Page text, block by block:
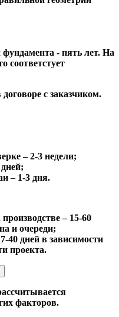
- пять лет. На
соответстует
с заказчиком.
– 2-3 недели;
– 1-3 дня.
– 15-60
и очереди;
40 дней в зависимости
проекта.
факторов.